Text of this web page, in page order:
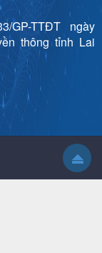
GP-TTĐT ngày
thông tỉnh Lai